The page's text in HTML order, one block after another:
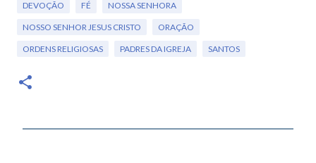
DEVOÇÃO FÉ NOSSA SENHORA
NOSSO SENHOR JESUS CRISTO ORAÇÃO
ORDENS RELIGIOSAS PADRES DA IGREJA SANTOS